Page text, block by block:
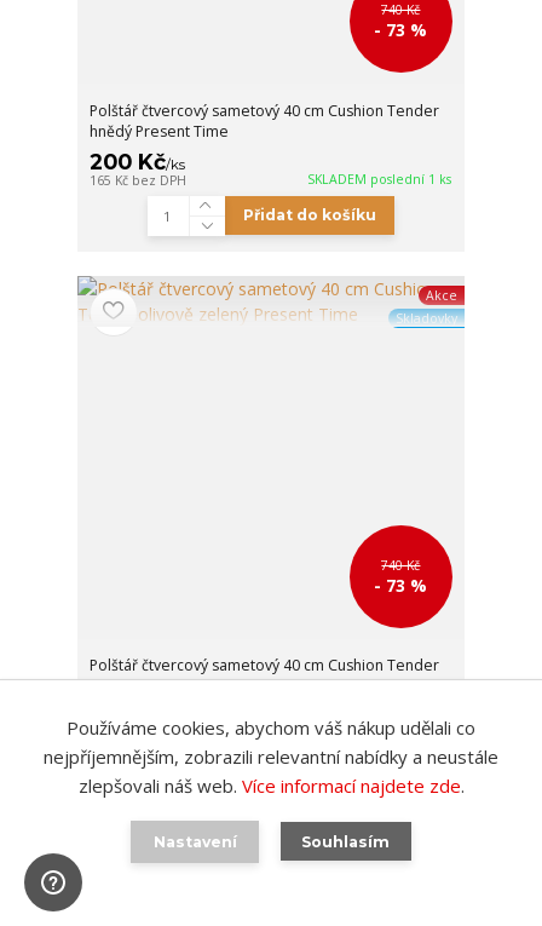
740 Kč
- 73 %
Polštář čtvercový sametový 40 cm Cushion Tender
hnědý Present Time
200 Kč/ks
165 Kč bez DPH SKLADEM poslední 1 ks
Přidat do košíku
Akce
Skladovky
740 Kč
- 73 %
Polštář čtvercový sametový 40 cm Cushion Tender
olivově zelený Present Time
200 Kč
165 Kčbez DPH SKLADEM poslední 3 ks
Přidat do košíku
Používáme cookies, abychom váš nákup udělali co
nejpříjemnějším, zobrazili relevantní nabídky a neustále
zlepšovali náš web. Více informací najdete zde.
Nastavení Souhlasím